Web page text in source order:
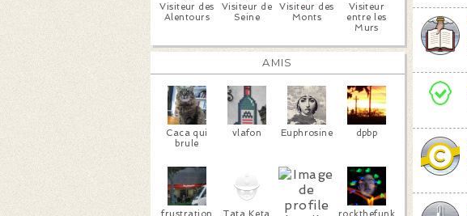
Visiteur des
Alentours
Visiteur de
Seine
Visiteur des
Monts
Visiteur
entre les
Murs
AMIS
Caca qui
brule
vlafon Euphrosine dpbp
frustration Tata Keta rockthefunk